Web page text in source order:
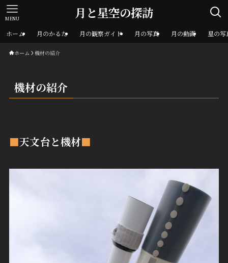
月と星空の探訪
MENU
ホーム 月のかるた 月の観察ガイド 月の写真 月の動画 星の写
ホーム 機材の紹介
機材の紹介
■天文台と機材■